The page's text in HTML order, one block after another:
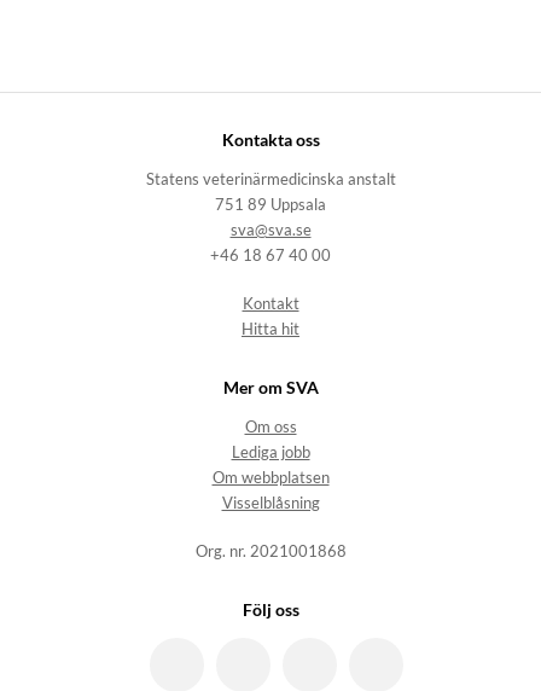
Kontakta oss
Statens veterinärmedicinska anstalt
751 89 Uppsala
sva@sva.se
+46 18 67 40 00
Kontakt
Hitta hit
Mer om SVA
Om oss
Lediga jobb
Om webbplatsen
Visselblåsning
Org. nr. 2021001868
Följ oss